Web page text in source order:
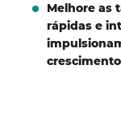
Melhore as
rápidas e